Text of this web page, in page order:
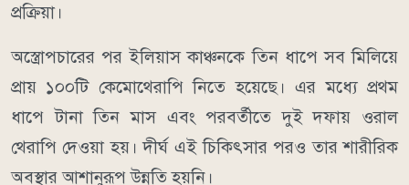
প্রক্রিয়া।
অস্ত্রোপচারের পর ইলিয়াস কাঞ্চনকে তিন ধাপে সব মিলিয়ে
প্রায় ১০০টি কেমোথেরাপি নিতে হয়েছে। এর মধ্যে প্রথম
ধাপে টানা তিন মাস এবং পরবর্তীতে দুই দফায় ওরাল
থেরাপি দেওয়া হয়। দীর্ঘ এই চিকিৎসার পরও তার শারীরিক
অবস্থার আশানুরূপ উন্নতি হয়নি।